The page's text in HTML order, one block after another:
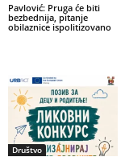
Pavlović: Pruga će biti
bezbednija, pitanje
obilaznice ispolitizovano
Društvo